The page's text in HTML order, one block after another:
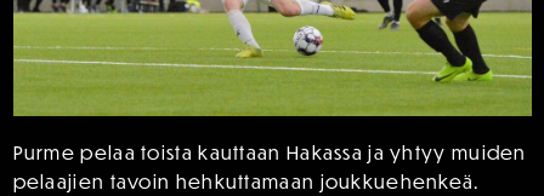
Purme pelaa toista kauttaan Hakassa ja yhtyy muiden
pelaajien tavoin hehkuttamaan joukkuehenkeä.